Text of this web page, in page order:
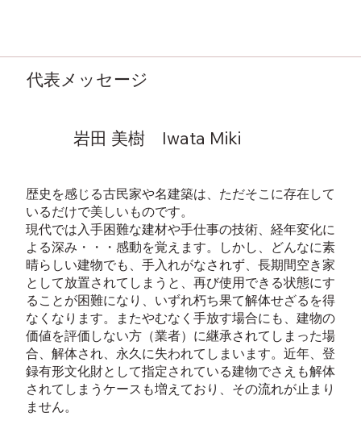
代表メッセージ
歴史を感じる古民家や名建築は、ただそこに存在して
いるだけで美しいものです。
現代では入手困難な建材や手仕事の技術、経年変化に
よる深み・・・感動を覚えます。しかし、どんなに素
晴らしい建物でも、手入れがなされず、長期間空き家
として放置されてしまうと、再び使用できる状態にす
ることが困難になり、いずれ朽ち果て解体せざるを得
なくなります。またやむなく手放す場合にも、建物の
価値を評価しない方（業者）に継承されてしまった場
合、解体され、永久に失われてしまいます。近年、登
録有形文化財として指定されている建物でさえも解体
されてしまうケースも増えており、その流れが止まり
ません。
岩田 美樹 Iwata Miki